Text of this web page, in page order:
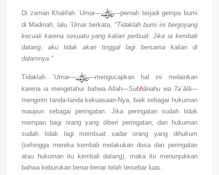
Di zaman Khalifah `Umar—
—pernah terjadi gempa bumi
di Madinah, lalu `Umar berkata, "Tidaklah bumi ini bergoyang
kecuali karena sesuatu yang kalian perbuat. Jika ia kembali
datang, aku tidak akan tinggal lagi bersama kalian di
dalamnya."
Tidaklah `Umar—
—mengucapkan hal ini melainkan
karena ia mengetahui bahwa Allah—Subhânahu wa Ta`âlâ—
mengirim tanda-tanda kekuasaan-Nya, baik sebagai hukuman
maupun sebagai peringatan. Jika peringatan sudah tidak
mempan bagi orang yang diberi peringatan, dan hukuman
sudah tidak lagi membuat sadar orang yang dihukum
(sehingga mereka kembali melakukan dosa dan peringatan
atau hukuman itu kembali datang), maka itu menunjukkan
bahwa keburukan benar-benar telah tersebar luas.